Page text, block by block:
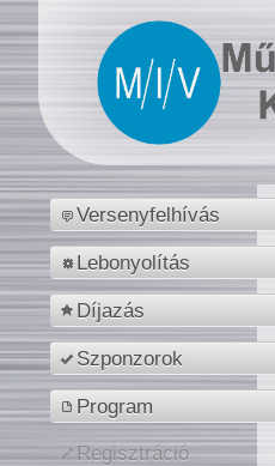
Versenyfelhívás
Lebonyolítás
Díjazás
Szponzorok
Program
Regisztráció